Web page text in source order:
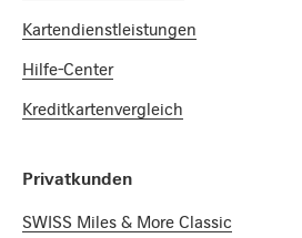
Kartendienstleistungen
Hilfe-Center
Kreditkartenvergleich
Privatkunden
SWISS Miles & More Classic